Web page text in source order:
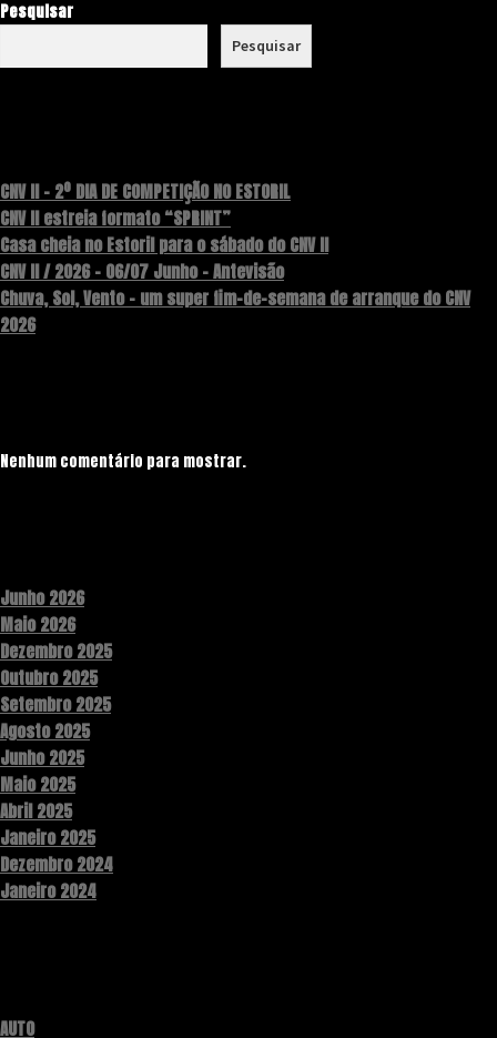
Pesquisar
Pesquisar
CNV II – 2º DIA DE COMPETIÇÃO NO ESTORIL
CNV II estreia formato “SPRINT”
Casa cheia no Estoril para o sábado do CNV II
CNV II / 2026 – 06/07 Junho – Antevisão
Chuva, Sol, Vento – um super fim-de-semana de arranque do CNV
2026
Nenhum comentário para mostrar.
Junho 2026
Maio 2026
Dezembro 2025
Outubro 2025
Setembro 2025
Agosto 2025
Junho 2025
Maio 2025
Abril 2025
Janeiro 2025
Dezembro 2024
Janeiro 2024
AUTO